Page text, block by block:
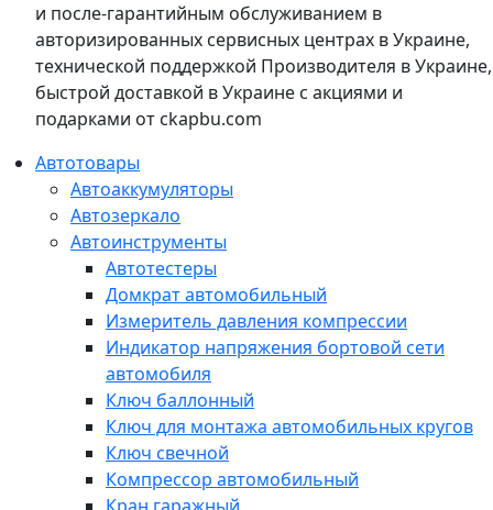
и после-гарантийным обслуживанием в
авторизированных сервисных центрах в Украине,
технической поддержкой Производителя в Украине,
быстрой доставкой в Украине с акциями и
подарками от ckapbu.com
Автотовары
Автоаккумуляторы
Автозеркало
Автоинструменты
Автотестеры
Домкрат автомобильный
Измеритель давления компрессии
Индикатор напряжения бортовой сети
автомобиля
Ключ баллонный
Ключ для монтажа автомобильных кругов
Ключ свечной
Компрессор автомобильный